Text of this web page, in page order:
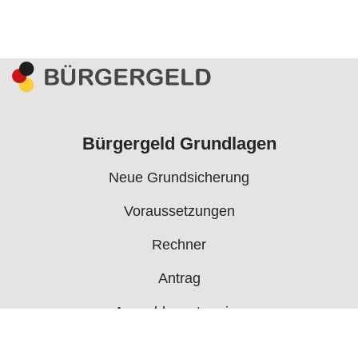
Bürgergeld Grundlagen
Neue Grundsicherung
Voraussetzungen
Rechner
Antrag
Auszahlungstermine